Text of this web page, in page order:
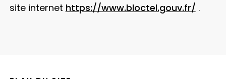
site internet https://www.bloctel.gouv.fr/ .